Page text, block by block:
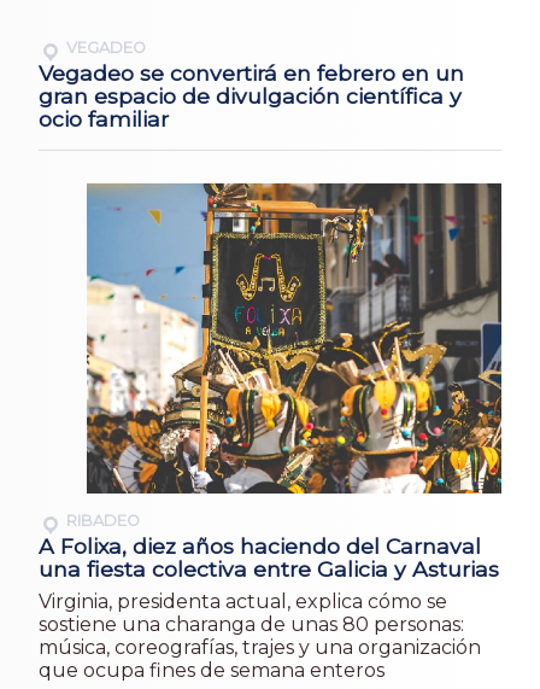
VEGADEO
Vegadeo se convertirá en febrero en un
gran espacio de divulgación científica y
ocio familiar
RIBADEO
A Folixa, diez años haciendo del Carnaval
una fiesta colectiva entre Galicia y Asturias
Virginia, presidenta actual, explica cómo se
sostiene una charanga de unas 80 personas:
música, coreografías, trajes y una organización
que ocupa fines de semana enteros